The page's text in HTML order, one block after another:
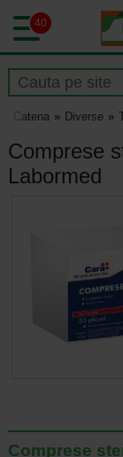
40
Catena Diverse
Comprese
Labormed
Comprese